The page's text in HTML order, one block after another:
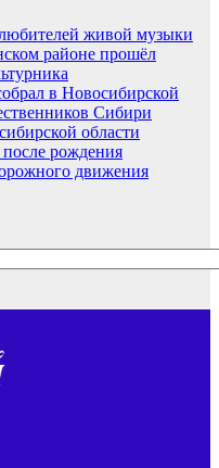
живой музыки
районе прошёл
в Новосибирской
Сибири
области
рождения
движения